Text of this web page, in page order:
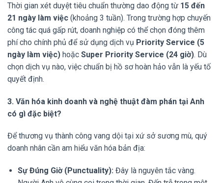
Thời gian xét duyệt tiêu chuẩn thường dao động từ 15 đến
21 ngày làm việc (khoảng 3 tuần). Trong trường hợp chuyến
công tác quá gấp rút, doanh nghiệp có thể chọn đóng thêm
phí cho chính phủ để sử dụng dịch vụ Priority Service (5
ngày làm việc) hoặc Super Priority Service (24 giờ). Dù
chọn dịch vụ nào, việc chuẩn bị hồ sơ hoàn hảo vẫn là yếu tố
quyết định.
3. Văn hóa kinh doanh và nghệ thuật đàm phán tại Anh
có gì đặc biệt?
Để thương vụ thành công vang dội tại xứ sở sương mù, quý
doanh nhân cần am hiểu văn hóa bản địa:
Sự Đúng Giờ (Punctuality): Đây là nguyên tắc vàng.